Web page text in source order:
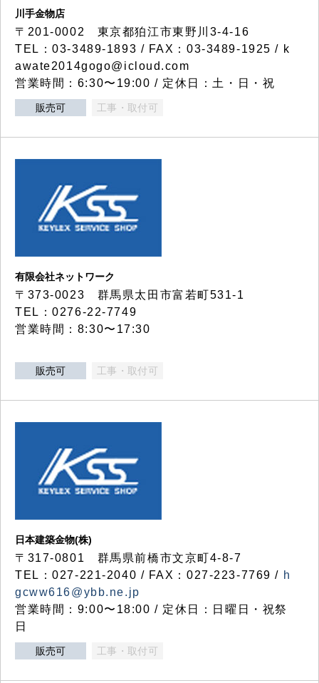
川手金物店
〒201-0002 東京都狛江市東野川3-4-16
TEL：03-3489-1893 / FAX：03-3489-1925 / k
awate2014gogo@icloud.com
営業時間：6:30〜19:00 / 定休日：土・日・祝
販売可 工事・取付可
有限会社ネットワーク
〒373-0023 群馬県太田市富若町531-1
TEL：0276-22-7749
営業時間：8:30〜17:30
販売可 工事・取付可
日本建築金物(株)
〒317‐0801 群馬県前橋市文京町4-8-7
TEL：027-221-2040 / FAX：027-223-7769 / h
gcww616@ybb.ne.jp
営業時間：9:00〜18:00 / 定休日：日曜日・祝祭
日
販売可 工事・取付可